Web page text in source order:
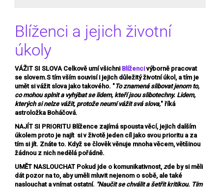
Blíženci a jejich životní
úkoly
VÁŽIT SI SLOVACelkově umí všichni Blížencivýborně pracovat
se slovem.S tím vším souvisí i jejich důležitý životní úkol, a tím je
umět si vážit slova jako takového. "To znamená slibovat jenom to,
co mohou splnit a vyhýbat se lidem, kteří jsou slibotechny. Lidem,
kterých si nelze vážit, protože neumí vážit svá slova," říká
astroložka Boháčová.
NAJÍT SI PRIORITU Blížence zajímá spousta věcí, jejich dalším
úkolem proto je najít si v životě jeden cíl jako svou prioritu a za
tím si jít. Znáte to. Když se člověk věnuje mnoha věcem, většinou
žádnou z nich nedělá pořádně.
UMĚT NASLOUCHAT Pokud jde o komunikativnost, zde by si měli
dát pozor na to, aby uměli mluvit nejenom o sobě, ale také
naslouchat a vnímat ostatní. "Naučit se chválit a šetřit kritikou. Tím